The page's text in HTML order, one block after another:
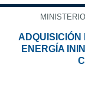
ADQUISICIÓN
ENERGÍA